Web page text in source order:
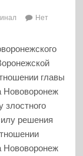
Нет
главы
Нововоронеж
злостного
решения
Нововоронеж